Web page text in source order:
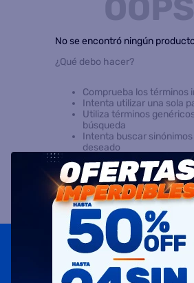
No se encontró ningún
¿Qué debo hacer?
Comprueba los términos
Intenta utilizar una sola
Utiliza términos
búsqueda
Intenta buscar
deseado
Suscribite anuestras
OBTENÉ 5% DE DESCUENTO EN TU
¡Con tu suscripción enterate de
9.